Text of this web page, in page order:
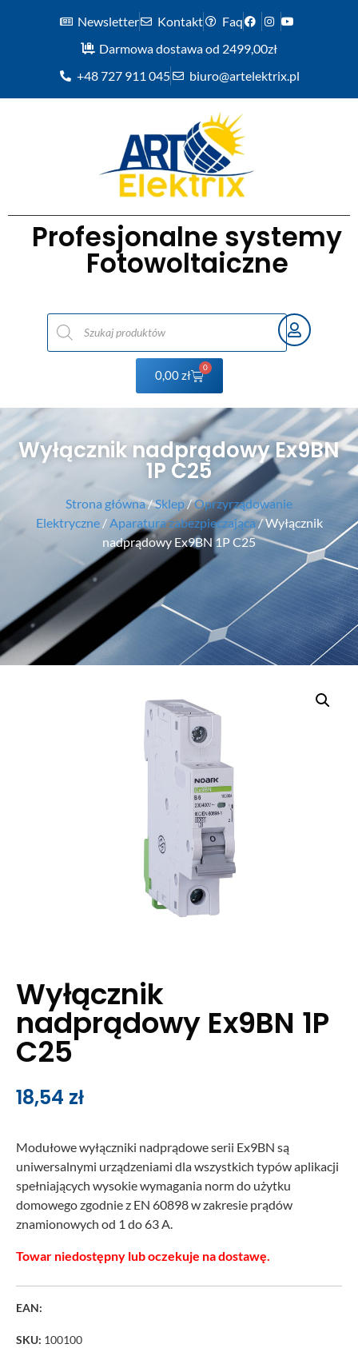
Newsletter Kontakt
Faq
Darmowa dostawa od 2499,00zł
+48 727 911 045
biuro@artelektrix.pl
Profesjonalne systemy
Fotowoltaiczne
0,00zł
0
Wyłącznik nadprądowy Ex9BN
1P C25
Strona główna/Sklep/Oprzyrządowanie
Elektryczne/ Aparatura zabezpieczająca/ Wyłącznik
nadprądowy Ex9BN 1P C25
Wyłącznik
nadprądowy Ex9BN 1P
C25
18,54 zł
Modułowe wyłączniki nadprądowe serii Ex9BN są
uniwersalnymi urządzeniami dla wszystkich typów aplikacji
spełniających wysokie wymagania norm do użytku
domowego zgodnie z EN 60898 w zakresie prądów
znamionowych od 1 do 63 A.
Towar niedostępny lub oczekuje na dostawę.
EAN:
SKU: 100100